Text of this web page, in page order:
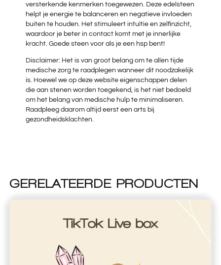
versterkende kenmerken toegewezen. Deze edelsteen
helpt je energie te balanceren en negatieve invloeden
buiten te houden. Het stimuleert intuïtie en zelfinzicht,
waardoor je beter in contact komt met je innerlijke
kracht. Goede steen voor als je een hsp bent!
Disclaimer: Het is van groot belang om te allen tijde
medische zorg te raadplegen wanneer dit noodzakelijk
is. Hoewel we op deze website eigenschappen delen
die aan stenen worden toegekend, is het niet bedoeld
om het belang van medische hulp te minimaliseren.
Raadpleeg daarom altijd eerst een arts bij
gezondheidsklachten.
GERELATEERDE PRODUCTEN